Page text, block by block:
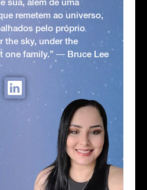
remetem ao universo,
pelo próprio
the sky, under the
one family.” ― Bruce Lee